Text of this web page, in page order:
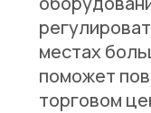
местах
поможет
торговом